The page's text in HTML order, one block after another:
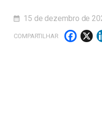
15 de dezembro de
COMPARTILHAR X